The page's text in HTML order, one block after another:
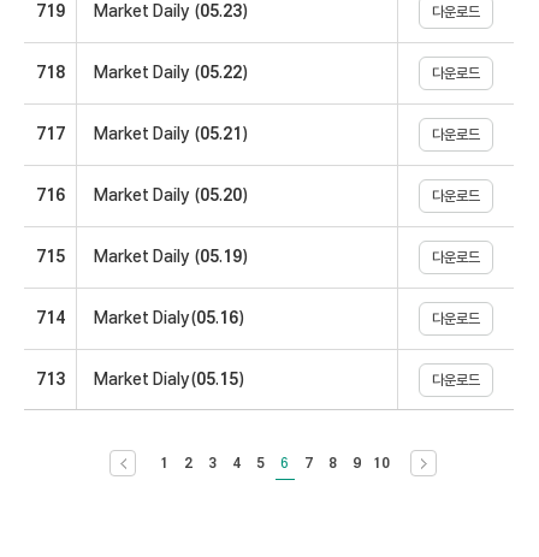
719 Market Daily (05.23) 다운로드
718 Market Daily (05.22) 다운로드
717 Market Daily (05.21) 다운로드
716 Market Daily (05.20) 다운로드
715 Market Daily (05.19) 다운로드
714 Market Dialy(05.16) 다운로드
713 Market Dialy(05.15) 다운로드
이전 10개 목록으로 이동
1 2 3 4 5 6 7 8 9 10